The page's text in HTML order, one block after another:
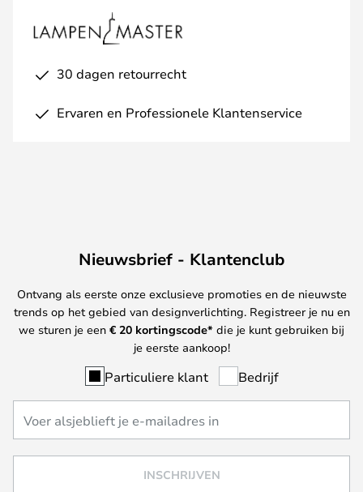
30 dagen retourrecht
Ervaren en Professionele Klantenservice
Nieuwsbrief - Klantenclub
Ontvang als eerste onze exclusieve promoties en de nieuwste
trends op het gebied van designverlichting. Registreer je nu en
we sturen je een € 20 kortingscode* die je kunt gebruiken bij
je eerste aankoop!
Particuliere klant Bedrijf
INSCHRIJVEN